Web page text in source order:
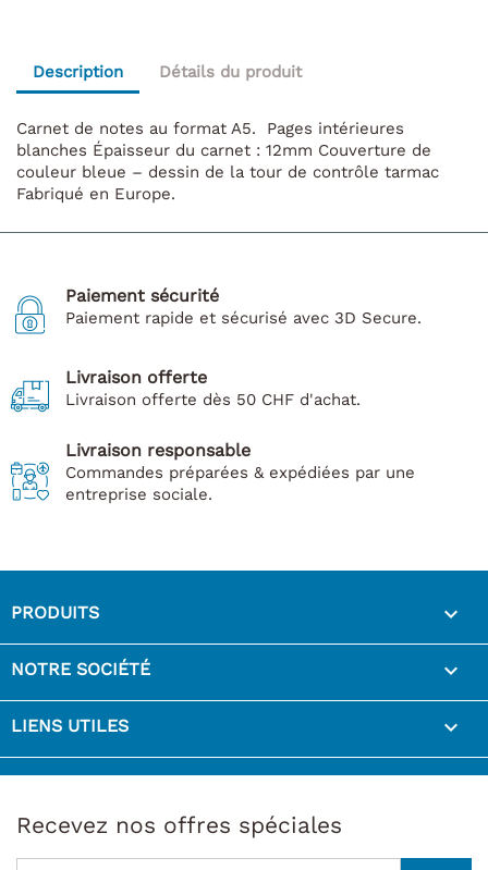
Description Détails du produit
Carnet de notes au format A5. Pages intérieures
blanches Épaisseur du carnet : 12mm Couverture de
couleur bleue – dessin de la tour de contrôle tarmac
Fabriqué en Europe.
Paiement sécurité
Paiement rapide et sécurisé avec 3D Secure.
Livraison offerte
Livraison offerte dès 50 CHF d'achat.
Livraison responsable
Commandes préparées & expédiées par une
entreprise sociale.
PRODUITS 
NOTRE SOCIÉTÉ 
LIENS UTILES 
Recevez nos offres spéciales